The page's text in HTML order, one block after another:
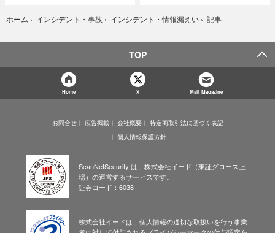
ホーム › インシデント・事故 › インシデント・情報漏えい › 記事
TOP
Home X Mail Magazine
お問合せ 広告掲載 会社概要
特定商取引法に基づく表記
個人情報保護方針
ScanNetSecurity は、株式会社イード（東証グロース上
場）の運営するサービスです。
証券コード：6038
株式会社イードは、個人情報の適切な取扱いを行う事業